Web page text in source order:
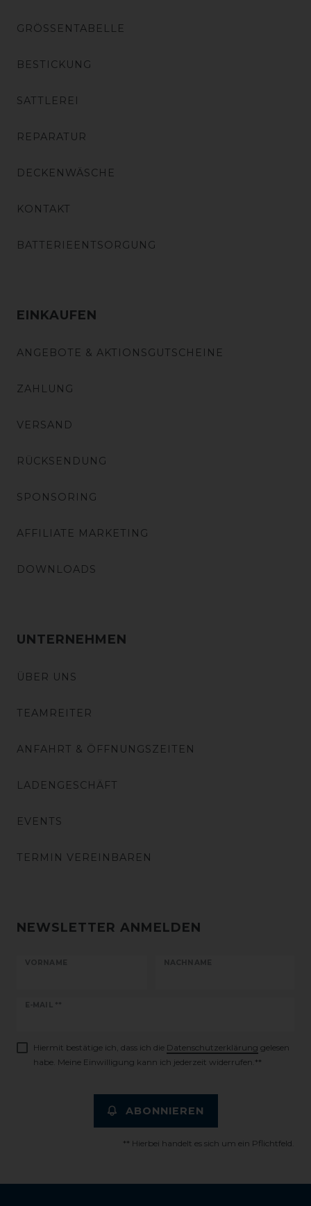
GRÖSSENTABELLE
BESTICKUNG
SATTLEREI
REPARATUR
DECKENWÄSCHE
KONTAKT
BATTERIEENTSORGUNG
EINKAUFEN
ANGEBOTE & AKTIONSGUTSCHEINE
ZAHLUNG
VERSAND
RÜCKSENDUNG
SPONSORING
AFFILIATE MARKETING
DOWNLOADS
UNTERNEHMEN
ÜBER UNS
TEAMREITER
ANFAHRT & ÖFFNUNGSZEITEN
LADENGESCHÄFT
EVENTS
TERMIN VEREINBAREN
NEWSLETTER ANMELDEN
VORNAME NACHNAME
E-MAIL **
Newsletter
Hiermit bestätige ich, dass ich die Daten­schutz­erklärung gelesen
habe. Meine Einwilligung kann ich jederzeit widerrufen.**
ABONNIEREN
** Hierbei handelt es sich um ein Pflichtfeld.